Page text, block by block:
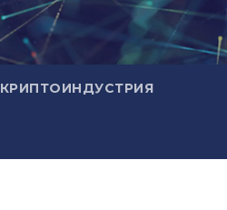
КРИПТОИНДУСТРИЯ